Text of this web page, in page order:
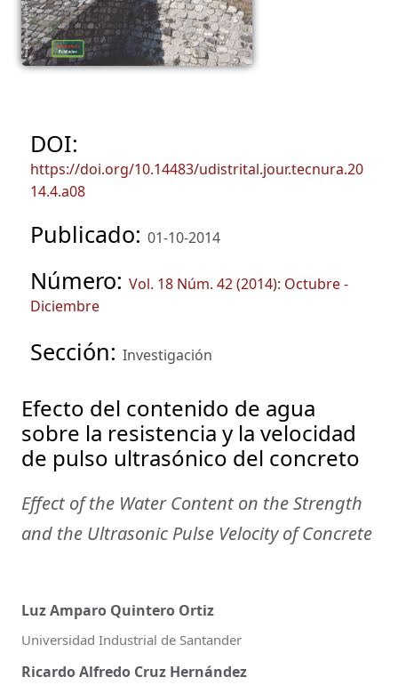
DOI:
https://doi.org/10.14483/udistrital.jour.tecnura.20
14.4.a08
Publicado: 01-10-2014
Número: Vol. 18 Núm. 42 (2014): Octubre -
Diciembre
Sección: Investigación
Efecto del contenido de agua
sobre la resistencia y la velocidad
de pulso ultrasónico del concreto
Effect of the Water Content on the Strength
and the Ultrasonic Pulse Velocity of Concrete
Luz Amparo Quintero Ortiz
Universidad Industrial de Santander
Ricardo Alfredo Cruz Hernández